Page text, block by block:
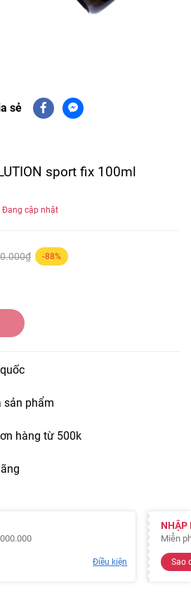
sẻ
sport fix 100ml
Đang cập nhật
-88%
sản phẩm
hàng từ 500k
Điều kiện
NHẬP
Miễn
Sao